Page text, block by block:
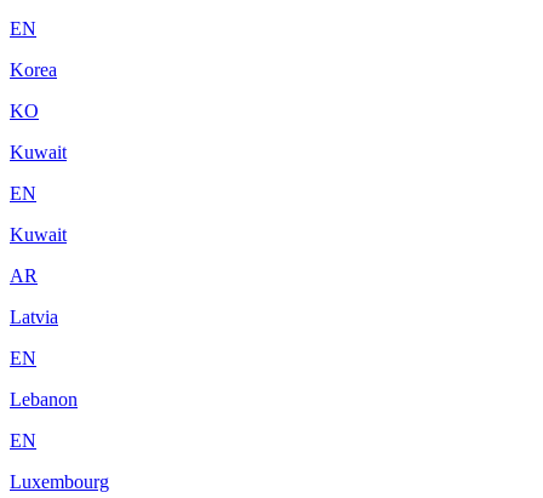
EN
Korea
KO
Kuwait
EN
Kuwait
AR
Latvia
EN
Lebanon
EN
Luxembourg